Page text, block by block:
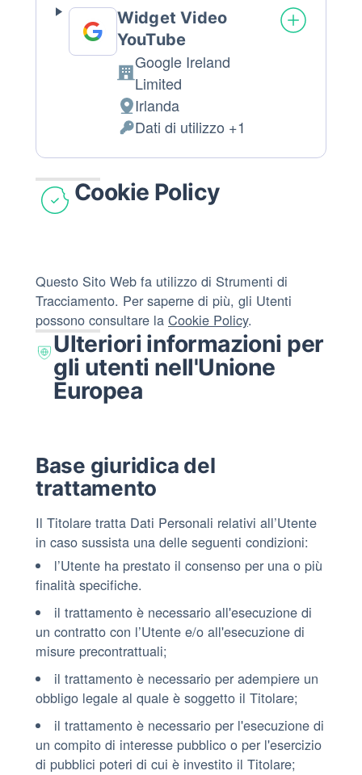
Widget Video
YouTube
Azienda:
Google Ireland
Limited
Luogo
del
trattamento:
Irlanda
Dati
Personali
trattati:
Dati di utilizzo +1
Cookie Policy
Questo Sito Web fa utilizzo di Strumenti di
Tracciamento. Per saperne di più, gli Utenti
possono consultare la Cookie Policy.
Ulteriori informazioni per
gli utenti nell'Unione
Europea
Base giuridica del
trattamento
Il Titolare tratta Dati Personali relativi all’Utente
in caso sussista una delle seguenti condizioni:
l’Utente ha prestato il consenso per una o più
finalità specifiche.
il trattamento è necessario all'esecuzione di
un contratto con l’Utente e/o all'esecuzione di
misure precontrattuali;
il trattamento è necessario per adempiere un
obbligo legale al quale è soggetto il Titolare;
il trattamento è necessario per l'esecuzione di
un compito di interesse pubblico o per l'esercizio
di pubblici poteri di cui è investito il Titolare;